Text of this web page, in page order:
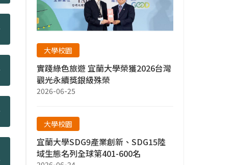
大學校園
實踐綠色旅遊 宜蘭大學榮獲2026台灣
觀光永續獎銀級殊榮
2026-06-25
大學校園
宜蘭大學SDG9產業創新、SDG15陸
域生態名列全球第401-600名